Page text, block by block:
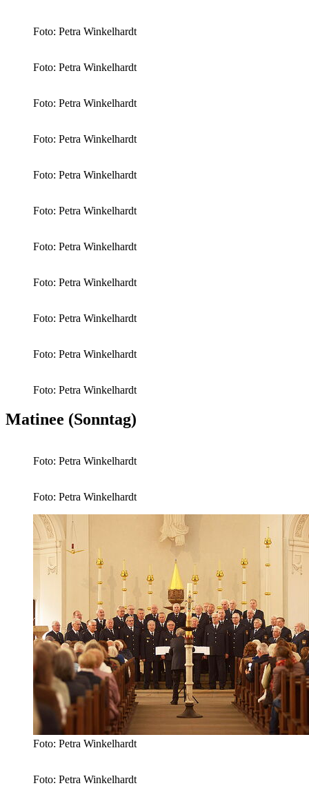
Foto: Petra Winkelhardt
Foto: Petra Winkelhardt
Foto: Petra Winkelhardt
Foto: Petra Winkelhardt
Foto: Petra Winkelhardt
Foto: Petra Winkelhardt
Foto: Petra Winkelhardt
Foto: Petra Winkelhardt
Foto: Petra Winkelhardt
Foto: Petra Winkelhardt
Foto: Petra Winkelhardt
Matinee (Sonntag)
Foto: Petra Winkelhardt
Foto: Petra Winkelhardt
Foto: Petra Winkelhardt
Foto: Petra Winkelhardt